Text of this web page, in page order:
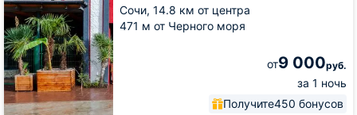
Сочи, 14.8 км от центра
471 м от Черного моря
от9 000руб.
за 1 ночь
Получите450 бонусов